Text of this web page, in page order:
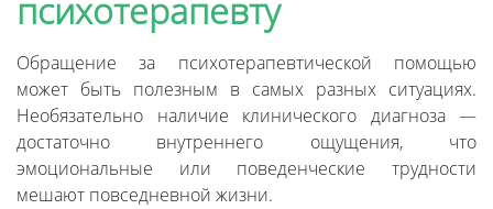
психотерапевту
Обращение за психотерапевтической помощью
может быть полезным в самых разных ситуациях.
Необязательно наличие клинического диагноза —
достаточно внутреннего ощущения, что
эмоциональные или поведенческие трудности
мешают повседневной жизни.